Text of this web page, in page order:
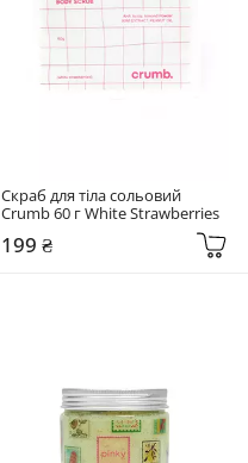
Скраб для тіла сольовий
Crumb 60 г White Strawberries
199 ₴